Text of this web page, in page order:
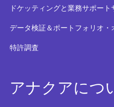
ドケッティングと業務サポート
データ検証＆ポートフォリオ・
特許調査
アナクアにつ